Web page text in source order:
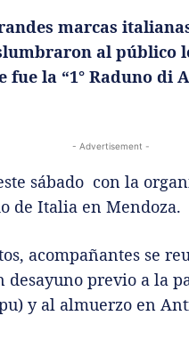
marcas
al público
fue la “1° Raduno di
- Advertisement -
sábado con la
de Italia en Mendoza.
acompañantes se
previo a la
y al almuerzo en